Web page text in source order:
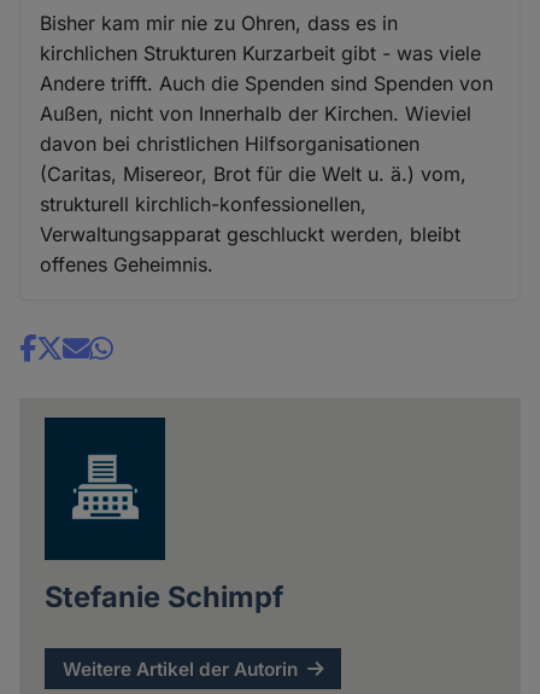
Bisher kam mir nie zu Ohren, dass es in
kirchlichen Strukturen Kurzarbeit gibt - was viele
Andere trifft. Auch die Spenden sind Spenden von
Außen, nicht von Innerhalb der Kirchen. Wieviel
davon bei christlichen Hilfsorganisationen
(Caritas, Misereor, Brot für die Welt u. ä.) vom,
strukturell kirchlich-konfessionellen,
Verwaltungsapparat geschluckt werden, bleibt
offenes Geheimnis.
Share
Stefanie Schimpf
Weitere Artikel der Autorin